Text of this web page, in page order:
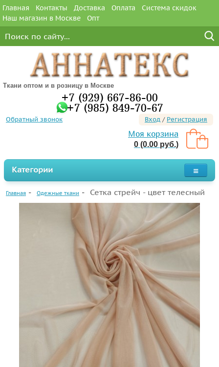
Главная Контакты Доставка Оплата
Система скидок
Наш магазин в Москве
Опт
Ткани оптом и в розницу в Москве
+7 (929) 667-86-00
+7 (985) 849-70-67
Обратный звонок Вход / Регистрация
Моя корзина
0 (0.00 руб.)
Категории
Главная Одежные ткани Сетка стрейч - цвет телесный